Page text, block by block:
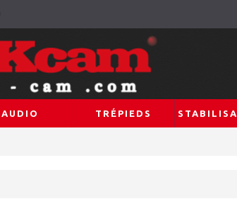
AUDIO TRÉPIEDS